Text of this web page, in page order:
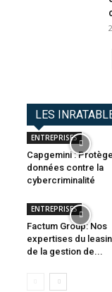
LES
ENTREPRISES
Capgemini :
données contre la
cybercriminalité
ENTREPRISES
Factum Group: Nos
expertises du
de la gestion de...